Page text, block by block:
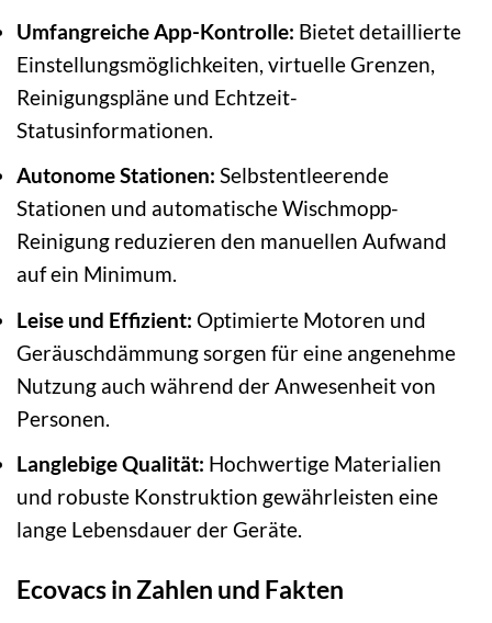
Umfangreiche App-Kontrolle: Bietet detaillierte
Einstellungsmöglichkeiten, virtuelle Grenzen,
Reinigungspläne und Echtzeit-
Statusinformationen.
Autonome Stationen: Selbstentleerende
Stationen und automatische Wischmopp-
Reinigung reduzieren den manuellen Aufwand
auf ein Minimum.
Leise und Effizient: Optimierte Motoren und
Geräuschdämmung sorgen für eine angenehme
Nutzung auch während der Anwesenheit von
Personen.
Langlebige Qualität: Hochwertige Materialien
und robuste Konstruktion gewährleisten eine
lange Lebensdauer der Geräte.
Ecovacs in Zahlen und Fakten